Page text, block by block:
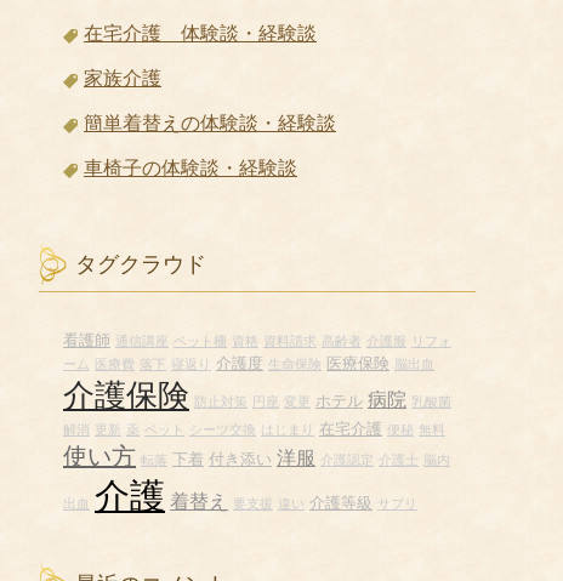
在宅介護 体験談・経験談
家族介護
簡単着替えの体験談・経験談
車椅子の体験談・経験談
タグクラウド
看護師 通信講座 ベット柵 資格 資料請求 高齢者 介護服
リフォ
ーム
医療費 落下 寝返り 介護度 生命保険 医療保険 脳出血
介護保険 防止対策 円座 変更 ホテル 病院 乳酸菌
解消
更新 薬 ベット シーツ交換 はじまり 在宅介護 便秘 無料
使い方 転落 下着 付き添い 洋服 介護認定 介護士 脳内
出血 介護 着替え 要支援 違い 介護等級 サプリ